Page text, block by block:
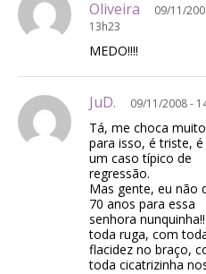
Oliveira
09/11/
13h23
MEDO!!!!
JuD. 09/11/2008 -
Tá, me choca
para isso, é triste, é
um caso típico de
regressão.
Mas gente, eu não
70 anos para essa
senhora
toda ruga, com
flacidez no braço,
toda cicatrizinha